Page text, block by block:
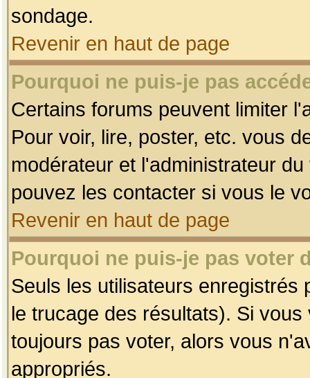
sondage.
Revenir en haut de page
Pourquoi ne puis-je pas
Certains forums peuvent limiter
Pour voir, lire, poster, etc. vous
modérateur et l'administrateur
pouvez les contacter si vous le
Revenir en haut de page
Pourquoi ne puis-je pas voter
Seuls les utilisateurs enregistrés
le trucage des résultats). Si
toujours pas voter, alors vous
appropriés.